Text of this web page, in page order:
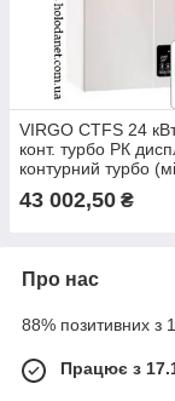
VIRGO CTFS 24
конт. турбо РК
контурний турбо
ТО) настінний
котел
43 002,50 ₴
Про нас
88% позитивних з
Працює з